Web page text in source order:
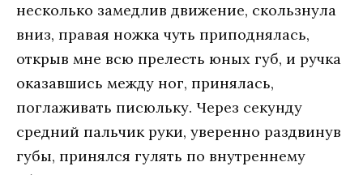
несколько замедлив движение, скользнула
вниз, правая ножка чуть приподнялась,
открыв мне всю прелесть юных губ, и ручка
оказавшись между ног, принялась,
поглаживать писюльку. Через секунду
средний пальчик руки, уверенно раздвинув
губы, принялся гулять по внутреннему